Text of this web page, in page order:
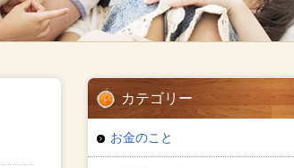
カテゴリー
お金のこと